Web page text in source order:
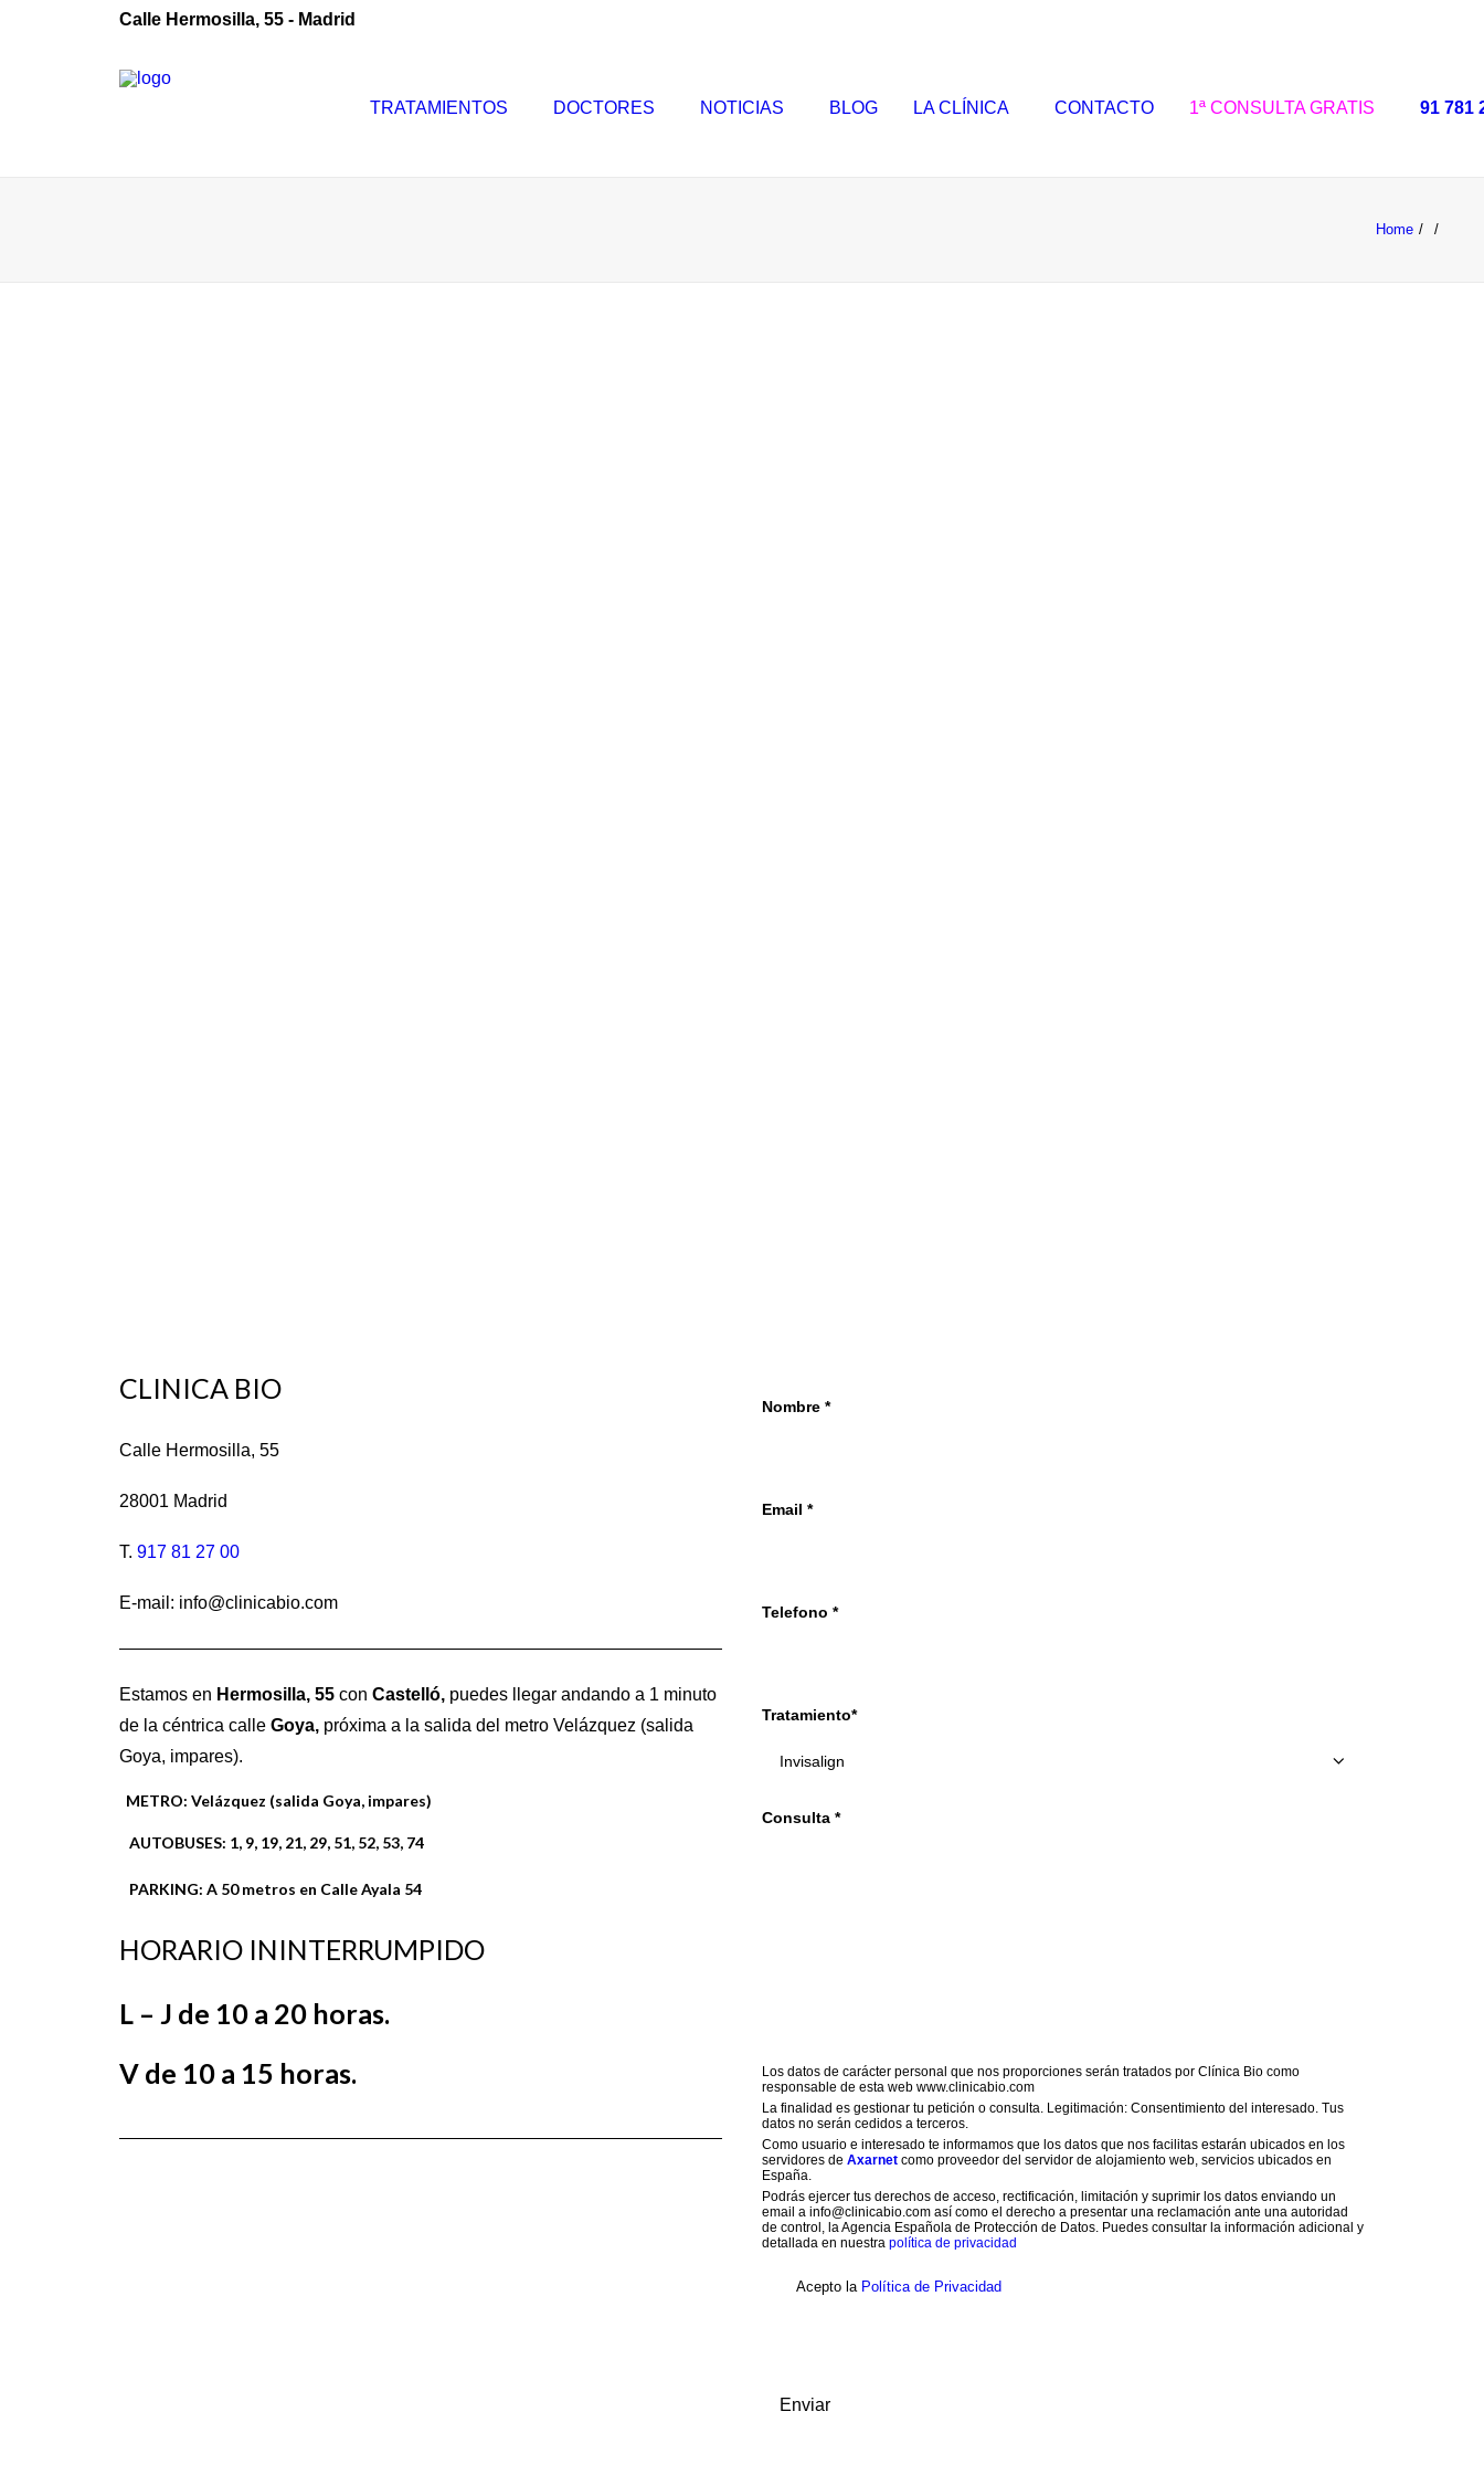
Calle Hermosilla, 55 - Madrid
TRATAMIENTOS DOCTORES NOTICIAS BLOG LA CLÍNICA CONTACTO 1ª CONSULTA GRATIS 91 781
Home
CLINICA BIO
Calle Hermosilla, 55
28001 Madrid
T. 917 81 27 00
E-mail: info@clinicabio.com
Estamos en Hermosilla, 55 con Castelló, puedes llegar andando a 1 minuto
de la céntrica calle Goya, próxima a la salida del metro Velázquez (salida
Goya, impares).
METRO: Velázquez (salida Goya, impares)
AUTOBUSES: 1, 9, 19, 21, 29, 51, 52, 53, 74
PARKING: A 50 metros en Calle Ayala 54
HORARIO ININTERRUMPIDO
L – J de 10 a 20 horas.
V de 10 a 15 horas.
Nombre *
Email *
Telefono *
Tratamiento*
Consulta *
Los datos de carácter personal que nos proporciones serán tratados por Clínica Bio como
responsable de esta web www.clinicabio.com
La finalidad es gestionar tu petición o consulta. Legitimación: Consentimiento del interesado. Tus
datos no serán cedidos a terceros.
Como usuario e interesado te informamos que los datos que nos facilitas estarán ubicados en los
servidores de Axarnet como proveedor del servidor de alojamiento web, servicios ubicados en
España.
Podrás ejercer tus derechos de acceso, rectificación, limitación y suprimir los datos enviando un
email a info@clinicabio.com así como el derecho a presentar una reclamación ante una autoridad
de control, la Agencia Española de Protección de Datos. Puedes consultar la información adicional y
detallada en nuestra política de privacidad
Acepto la Política de Privacidad